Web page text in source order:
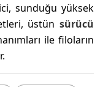
sunduğu yüksek
üstün sürücü
ile filoların